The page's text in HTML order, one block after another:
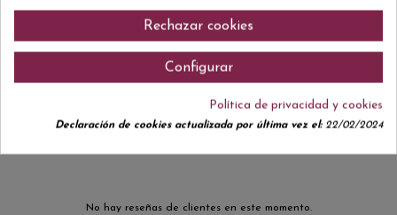
notas de vainilla. En boca es largo, redondo y equilibrado, manteniendo
una elegante frescura que lo convierte en un vino muy gastronómico.
No hay reseñas de clientes en este momento.
Rechazar cookies
Configurar
Política de privacidad y cookies
Declaración de cookies actualizada por última vez el:22/02/2024